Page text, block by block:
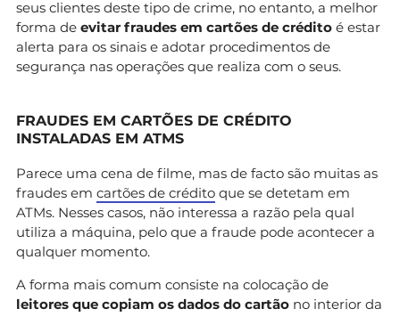
seus clientes deste tipo de crime, no entanto, a melhor
forma de evitar fraudes em cartões de crédito é estar
alerta para os sinais e adotar procedimentos de
segurança nas operações que realiza com o seus.
FRAUDES EM CARTÕES DE CRÉDITO
INSTALADAS EM ATMS
Parece uma cena de filme, mas de facto são muitas as
fraudes em cartões de crédito que se detetam em
ATMs. Nesses casos, não interessa a razão pela qual
utiliza a máquina, pelo que a fraude pode acontecer a
qualquer momento.
A forma mais comum consiste na colocação de
leitores que copiam os dados do cartão no interior da